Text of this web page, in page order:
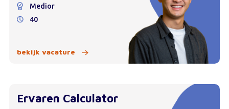
Medior
40
bekijk vacature
Ervaren Calculator